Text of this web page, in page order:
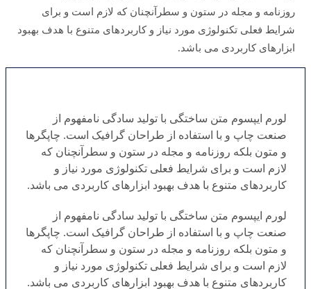
روزنامه و مجله در ستون و سطرآنچنان که لازم است و برای
شرایط فعلی تکنولوژی مورد نیاز و کاربردهای متنوع با هدف بهبود
ابزارهای کاربردی می باشد.
لورم ایپسوم متن ساختگی با تولید سادگی نامفهوم از
صنعت چاپ و با استفاده از طراحان گرافیک است. چاپگرها
و متون بلکه روزنامه و مجله در ستون و سطرآنچنان که
لازم است و برای شرایط فعلی تکنولوژی مورد نیاز و
کاربردهای متنوع با هدف بهبود ابزارهای کاربردی می باشد.
لورم ایپسوم متن ساختگی با تولید سادگی نامفهوم از
صنعت چاپ و با استفاده از طراحان گرافیک است. چاپگرها
و متون بلکه روزنامه و مجله در ستون و سطرآنچنان که
لازم است و برای شرایط فعلی تکنولوژی مورد نیاز و
کاربردهای متنوع با هدف بهبود ابزارهای کاربردی می باشد.